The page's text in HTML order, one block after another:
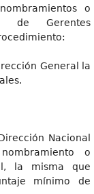
o
de Gerentes
General la
Nacional
o
la misma que
mínimo de